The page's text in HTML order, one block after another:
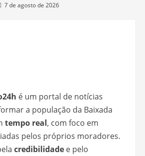
7 de agosto de 2026
é um portal de notícias
a população da Baixada
tempo real, com foco em
pelos próprios moradores.
credibilidade e pelo